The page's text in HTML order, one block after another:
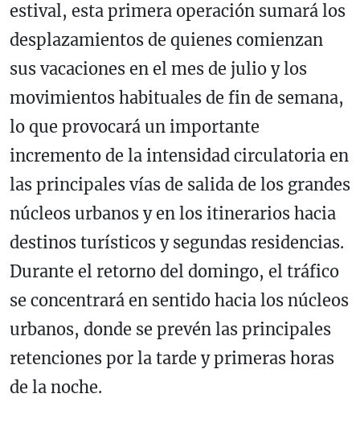
estival, esta primera operación sumará los
desplazamientos de quienes comienzan
sus vacaciones en el mes de julio y los
movimientos habituales de fin de semana,
lo que provocará un importante
incremento de la intensidad circulatoria en
las principales vías de salida de los grandes
núcleos urbanos y en los itinerarios hacia
destinos turísticos y segundas residencias.
Durante el retorno del domingo, el tráfico
se concentrará en sentido hacia los núcleos
urbanos, donde se prevén las principales
retenciones por la tarde y primeras horas
de la noche.